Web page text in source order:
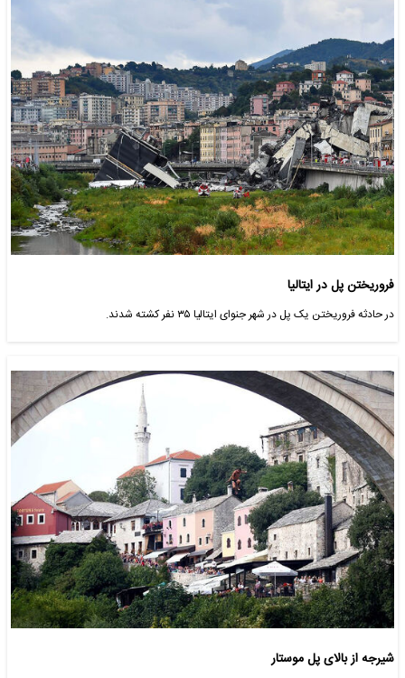
فروریختن پل در ایتالیا‎
در حادثه فروریختن یک پل در شهر جنوای ایتالیا ۳۵ نفر کشته شدند.
شیرجه از بالای پل موستار